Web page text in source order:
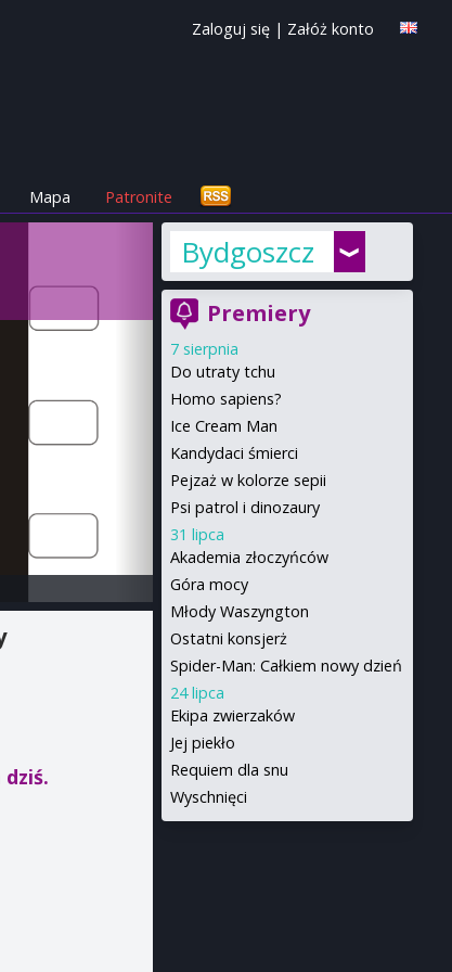
Zaloguj się | Załóż konto
Mapa Patronite
dziś.
Bydgoszcz
Premiery
7 sierpnia
Do utraty tchu
Homo sapiens?
Ice Cream Man
Kandydaci śmierci
Pejzaż w kolorze sepii
Psi patrol i dinozaury
31 lipca
Akademia złoczyńców
Góra mocy
Młody Waszyngton
Ostatni konsjerż
Spider-Man: Całkiem nowy dzień
24 lipca
Ekipa zwierzaków
Jej piekło
Requiem dla snu
Wyschnięci